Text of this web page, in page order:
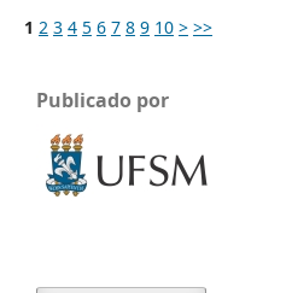
1 2 3 4 5 6 7 8 9 10 > >>
Publicado por